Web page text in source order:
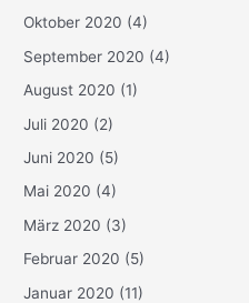
Oktober 2020 (4)
September 2020 (4)
August 2020 (1)
Juli 2020 (2)
Juni 2020 (5)
Mai 2020 (4)
März 2020 (3)
Februar 2020 (5)
Januar 2020 (11)